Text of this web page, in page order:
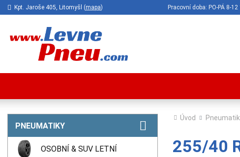
Kpt. Jaroše 405, Litomyšl (mapa) Pracovní doba: PO-PÁ 8-
PNEUMATIKY
OSOBNÍ & SUV LETNÍ
Úvod
255/40